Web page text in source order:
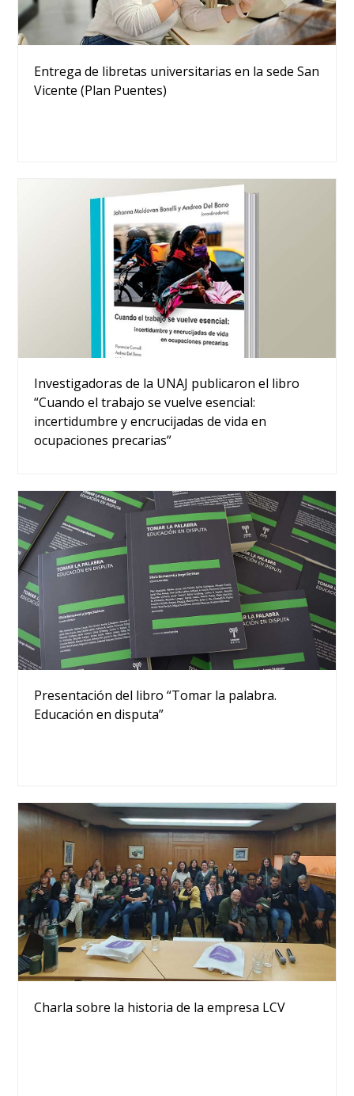
Entrega de libretas universitarias en la sede San
Vicente (Plan Puentes)
Investigadoras de la UNAJ publicaron el libro
“Cuando el trabajo se vuelve esencial:
incertidumbre y encrucijadas de vida en
ocupaciones precarias”
Presentación del libro “Tomar la palabra.
Educación en disputa”
Charla sobre la historia de la empresa LCV